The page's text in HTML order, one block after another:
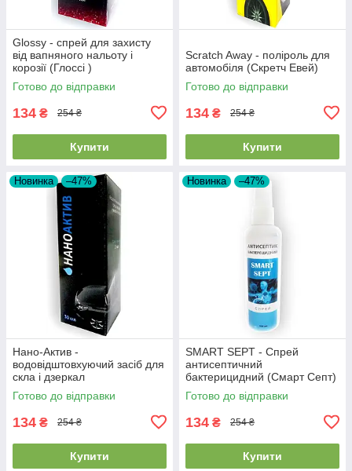
Glossy - спрей для захисту
від вапняного нальоту і
корозії (Глоссі )
Готово до відправки
134 ₴ 254 ₴
Купити
Scratch Away - поліроль для
автомобіля (Скретч Евей)
Готово до відправки
134 ₴ 254 ₴
Купити
Новинка –47%
Нано-Актив -
водовідштовхуючий засіб для
скла і дзеркал
Готово до відправки
134 ₴ 254 ₴
Купити
Новинка –47%
SMART SEPT - Спрей
антисептичний
бактерицидний (Смарт Септ)
100 мл
Готово до відправки
134 ₴ 254 ₴
Купити